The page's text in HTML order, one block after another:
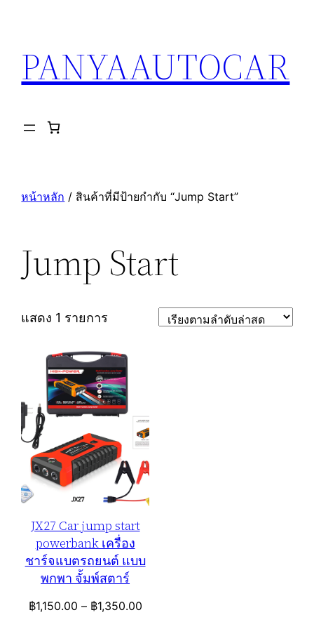
เนื้อหาPANYAAUTOCAR
หน้าหลัก / สินค้าที่มีป้ายกำกับ “Jump Start”
Jump Start
แสดง 1 รายการ
JX27 Car jump start
powerbank เครื่อง
ชาร์จแบตรถยนต์ แบบ
พกพา จั้มพ์สตาร์
฿1,150.00 – ฿1,350.00Price